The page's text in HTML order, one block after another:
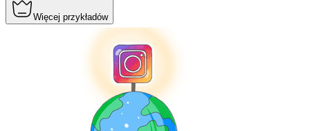
Więcej przykładów